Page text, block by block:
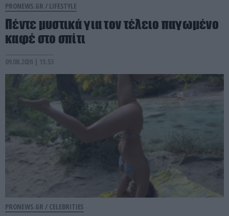
PRONEWS.GR / LIFESTYLE
Πέντε μυστικά για τον τέλειο παγωμένο
καφέ στο σπίτι
09.08.2026 | 15:53
PRONEWS.GR / CELEBRITIES